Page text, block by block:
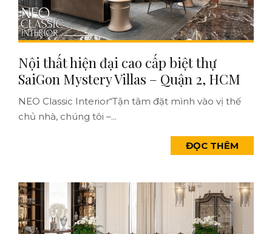
Nội thất hiện đại cao cấp biệt thự
SaiGon Mystery Villas – Quận 2, HCM
NEO Classic Interior“Tận tâm đặt mình vào vị thế
chủ nhà, chúng tôi –...
ĐỌC THÊM